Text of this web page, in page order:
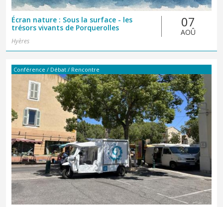
Écran nature : Sous la surface - les
trésors vivants de Porquerolles
07
AOÛ
Hyères
Conférence / Débat / Rencontre